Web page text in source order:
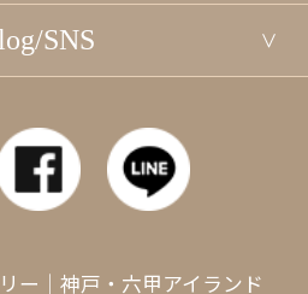
SNS
ー｜神戸・六甲アイランド